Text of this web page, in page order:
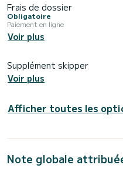
Frais de dossier
Obligatoire
Paiement en ligne
Voir plus
Supplément skipper
Voir plus
Afficher toutes les
Note globale